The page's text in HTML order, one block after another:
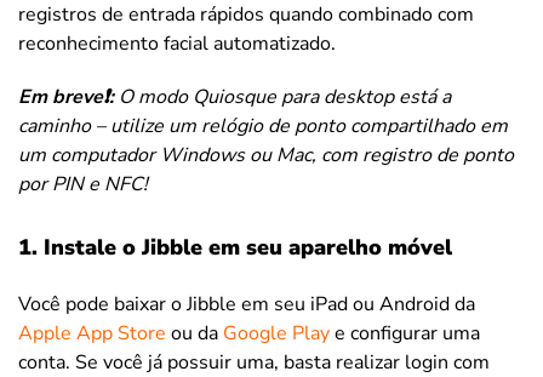
registros de entrada rápidos quando combinado com
reconhecimento facial automatizado.
Em breve❗️:O modo Quiosque para desktop está a
caminho – utilize um relógio de ponto compartilhado em
um computador Windows ou Mac, com registro de ponto
por PIN e NFC!
1. Instale o Jibble em seu aparelho móvel
Você pode baixar o Jibble em seu iPad ou Android da
Apple App Store ou da Google Playe configurar uma
conta. Se você já possuir uma, basta realizar login com